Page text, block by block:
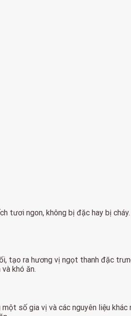
tươi ngon, không bị đặc hay bị
tạo ra hương vị ngọt thanh đặc
khó ăn.
số gia vị và các nguyên liệu